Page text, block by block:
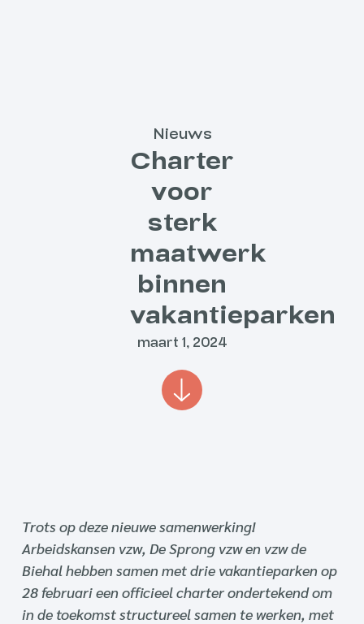
Nieuws
Charter
voor
sterk
maatwerk
binnen
vakantieparken
maart 1, 2024
Trots op deze nieuwe samenwerking!
Arbeidskansen vzw, De Sprong vzw en vzw de
Biehal hebben samen met drie vakantieparken op
28 februari een officieel charter ondertekend om
in de toekomst structureel samen te werken, met